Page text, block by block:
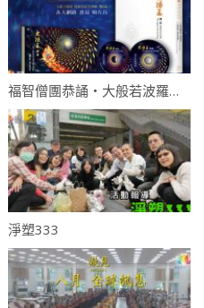
福智僧團恭誦・大般若波羅蜜多經
淨塑333